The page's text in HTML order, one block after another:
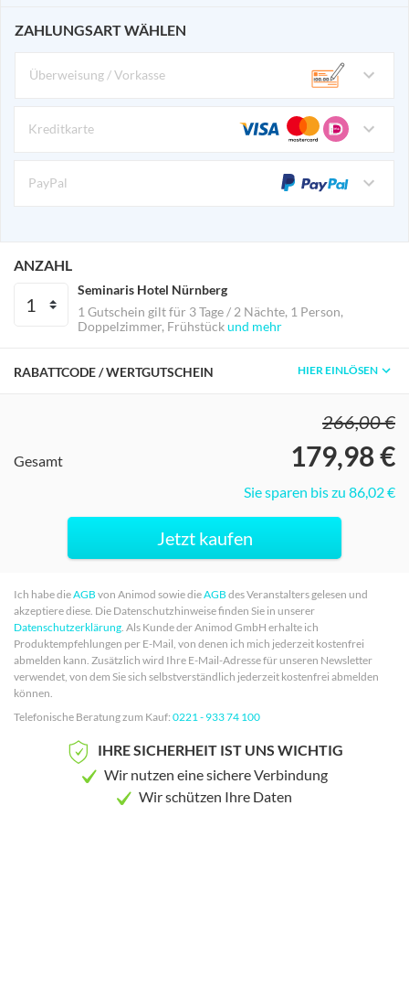
ZAHLUNGSART WÄHLEN
Überweisung / Vorkasse
Kreditkarte
PayPal
ANZAHL
Seminaris Hotel Nürnberg
1 Gutschein gilt für 3 Tage / 2 Nächte 1 Person
Doppelzimmer Frühstückund mehr
RABATTCODE / WERTGUTSCHEIN HIER EINLÖSEN
266,00 €
Gesamt 179,98 €
Sie sparen bis zu 86,02 €
Jetzt kaufen
Ich habe dieAGB von Animod sowie dieAGB des Veranstaltersgelesen und
akzeptiere diese. Die Datenschutzhinweise finden Sie in unserer
Datenschutzerklärung . Als Kunde der Animod GmbH erhalte ich
Produktempfehlungen per E-Mail, von denen ich mich jederzeit kostenfrei
abmelden kann. Zusätzlich wird Ihre E-Mail-Adresse für unseren Newsletter
verwendet, von dem Sie sich selbstverständlich jederzeit kostenfrei abmelden
können.
Telefonische Beratung zum Kauf: 0221 - 933 74 100
IHRE SICHERHEIT IST UNS WICHTIG
Wir nutzen eine sichere Verbindung
Wir schützen Ihre Daten